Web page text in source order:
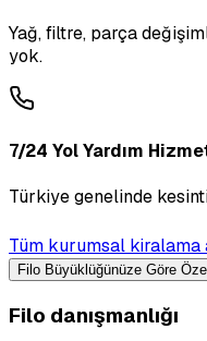
Yağ, filtre, parça
yok.
7/24 Yol Yardım
Türkiye genelinde
Tüm kurumsal kiralama
Filo Büyüklüğünüze Göre
Filo danışmanlığı